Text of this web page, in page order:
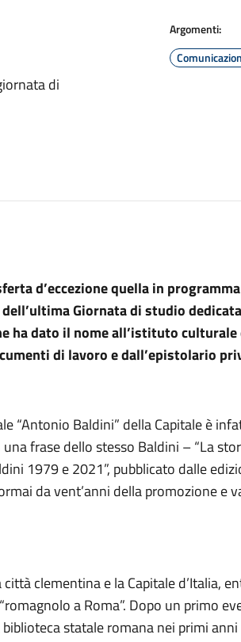
di
Argomenti:
d’eccezione quella in
Giornata di studio
ha dato il nome all’istituto
di lavoro e dall’epistolario
“Antonio Baldini” della Capitale è
frase dello stesso Baldini – “La
1979 e 2021”, pubblicato dalle
da vent’anni della promozione e
clementina e la Capitale d’Italia,
a Roma”. Dopo un primo
statale romana nei primi